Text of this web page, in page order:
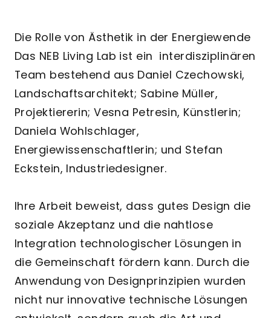
Die Rolle von Ästhetik in der Energiewende
Das NEB Living Lab ist ein interdisziplinären
Team bestehend aus Daniel Czechowski,
Landschaftsarchitekt; Sabine Müller,
Projektiererin; Vesna Petresin, Künstlerin;
Daniela Wohlschlager,
Energiewissenschaftlerin; und Stefan
Eckstein, Industriedesigner.
Ihre Arbeit beweist, dass gutes Design die
soziale Akzeptanz und die nahtlose
Integration technologischer Lösungen in
die Gemeinschaft fördern kann. Durch die
Anwendung von Designprinzipien wurden
nicht nur innovative technische Lösungen